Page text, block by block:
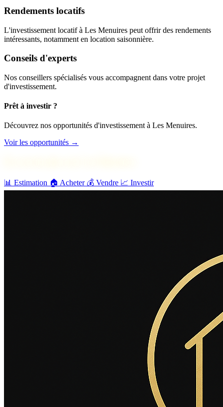
Rendements locatifs
L'investissement locatif à Les Menuires peut offrir des rendements
intéressants, notamment en location saisonnière.
Conseils d'experts
Nos conseillers spécialisés vous accompagnent dans votre projet
d'investissement.
Prêt à investir ?
Découvrez nos opportunités d'investissement à Les Menuires.
Voir les opportunités →
📊 Estimation 🏠 Acheter 💰 Vendre 📈 Investir